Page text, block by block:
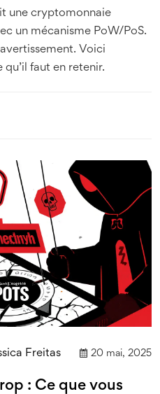
une cryptomonnaie
un mécanisme PoW/PoS.
Voici
faut en retenir.
Freitas 20 mai, 2025
: Ce que vous